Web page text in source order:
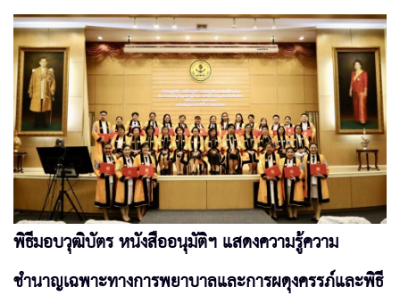
พิธีมอบวุฒิบัตร หนังสืออนุมัติฯ แสดงความรู้ความ
ชำนาญเฉพาะทางการพยาบาลและการผดุงครรภ์และพิธี